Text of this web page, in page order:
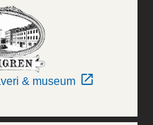
& museum